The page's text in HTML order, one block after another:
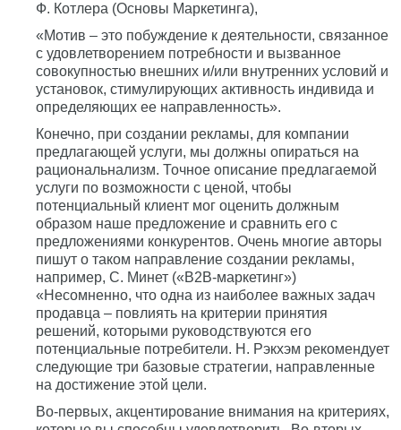
Ф. Котлера (Основы Маркетинга),
«Мотив – это побуждение к деятельности, связанное
с удовлетворением потребности и вызванное
совокупностью внешних и/или внутренних условий и
установок, стимулирующих активность индивида и
определяющих ее направленность».
Конечно, при создании рекламы, для компании
предлагающей услуги, мы должны опираться на
рациональнализм. Точное описание предлагаемой
услуги по возможности с ценой, чтобы
потенциальный клиент мог оценить должным
образом наше предложение и сравнить его с
предложениями конкурентов. Очень многие авторы
пишут о таком направление создании рекламы,
например, С. Минет («В2В-маркетинг»)
«Несомненно, что одна из наиболее важных задач
продавца – повлиять на критерии принятия
решений, которыми руководствуются его
потенциальные потребители. Н. Рэкхэм рекомендует
следующие три базовые стратегии, направленные
на достижение этой цели.
Во-первых, акцентирование внимания на критериях,